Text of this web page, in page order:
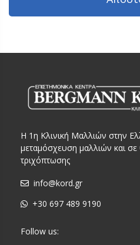
Η 1η Κλινική Μαλλιών στην
μεταμόσχευση μαλλιών και σε
τριχόπτωσης
info@kord.gr
+30 697 489 9190
Follow us: